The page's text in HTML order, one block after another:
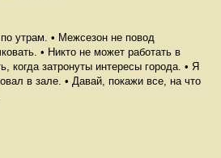
утрам. • Межсезон не повод
• Никто не может работать в
когда затронуты интересы города. • Я
в зале. • Давай, покажи все, на что